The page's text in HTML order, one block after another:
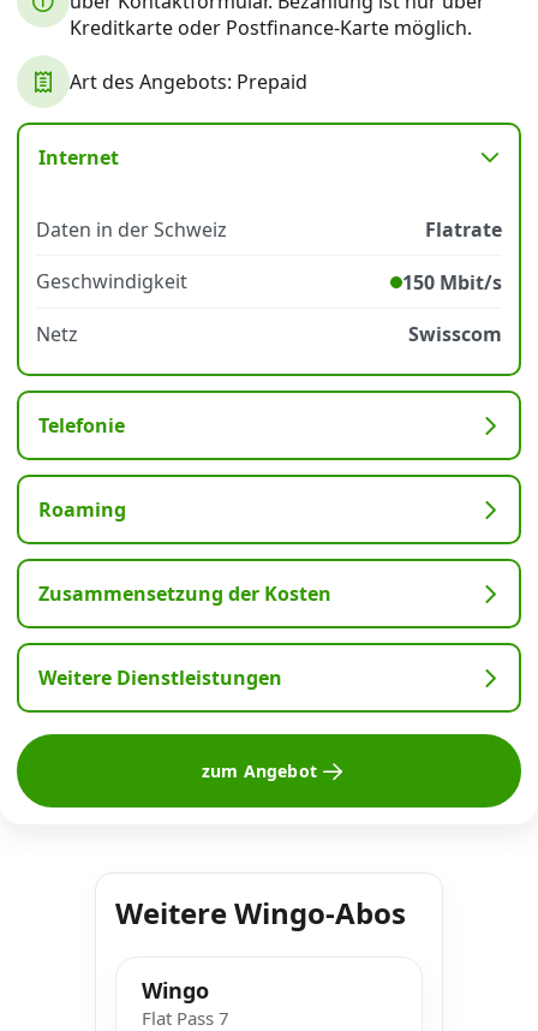
Über uns
Datenschutz·AGB·Impressum
Kreditkarte oder Postfinance-Karte möglich.
Art des Angebots: Prepaid
Internet
Daten in der Schweiz
Flatrate
Geschwindigkeit
150 Mbit/s
Netz
Swisscom
Telefonie
Roaming
Zusammensetzung der Kosten
Weitere Dienstleistungen
zum Angebot
Weitere Wingo-Abos
Wingo
Flat Pass 7